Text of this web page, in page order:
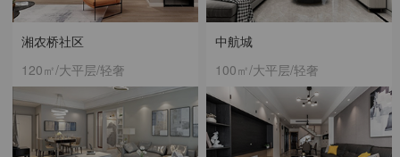
中航城
100㎡/大平层/轻奢
湘农桥社区
120㎡/大平层/轻奢